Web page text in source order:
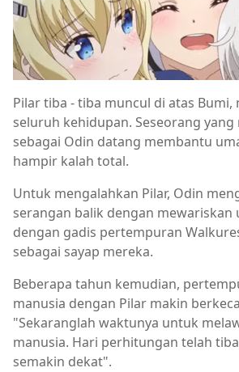
Pilar tiba - tiba muncul di atas Bumi,
seluruh kehidupan. Seseorang
sebagai Odin datang membantu
hampir kalah total.
Untuk mengalahkan Pilar, Odin
serangan balik dengan mewariskan
dengan gadis pertempuran
sebagai sayap mereka.
Beberapa tahun kemudian,
manusia dengan Pilar makin
"Sekaranglah waktunya untuk
manusia. Hari perhitungan telah
semakin dekat".